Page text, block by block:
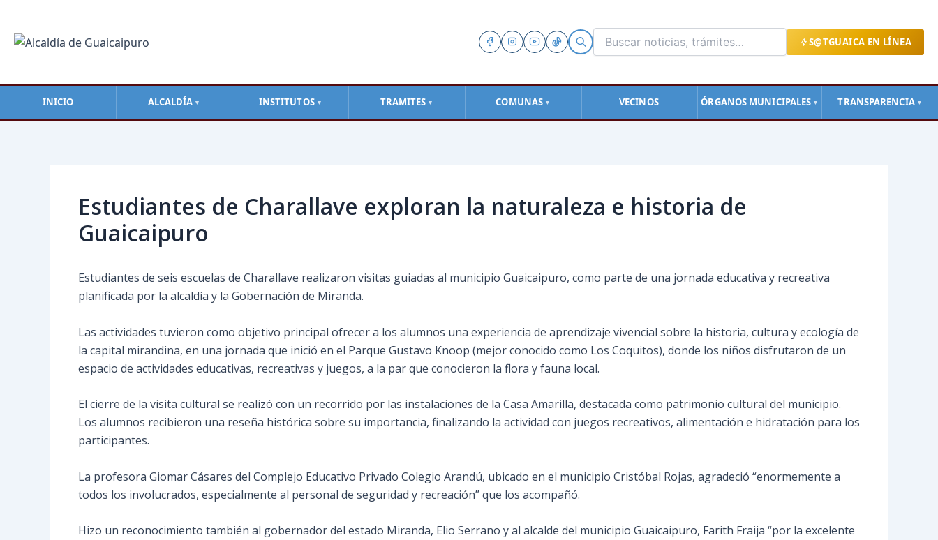
S@TGUAICA EN LÍNEA
INICIO ALCALDÍA ▼ INSTITUTOS ▼ TRAMITES ▼ COMUNAS ▼ VECINOS ÓRGANOS MUNICIPALES ▼ TRANSPARENCIA ▼
contenido
Estudiantes de Charallave exploran la naturaleza e historia de
Guaicaipuro
Estudiantes de seis escuelas de Charallave realizaron visitas guiadas al municipio Guaicaipuro, como parte de una jornada educativa y recreativa
planificada por la alcaldía y la Gobernación de Miranda.
Las actividades tuvieron como objetivo principal ofrecer a los alumnos una experiencia de aprendizaje vivencial sobre la historia, cultura y ecología de
la capital mirandina, en una jornada que inició en el Parque Gustavo Knoop (mejor conocido como Los Coquitos), donde los niños disfrutaron de un
espacio de actividades educativas, recreativas y juegos, a la par que conocieron la flora y fauna local.
El cierre de la visita cultural se realizó con un recorrido por las instalaciones de la Casa Amarilla, destacada como patrimonio cultural del municipio.
Los alumnos recibieron una reseña histórica sobre su importancia, finalizando la actividad con juegos recreativos, alimentación e hidratación para los
participantes.
La profesora Giomar Cásares del Complejo Educativo Privado Colegio Arandú, ubicado en el municipio Cristóbal Rojas, agradeció “enormemente a
todos los involucrados, especialmente al personal de seguridad y recreación” que los acompañó.
Hizo un reconocimiento también al gobernador del estado Miranda, Elio Serrano y al alcalde del municipio Guaicaipuro, Farith Fraija “por la excelente